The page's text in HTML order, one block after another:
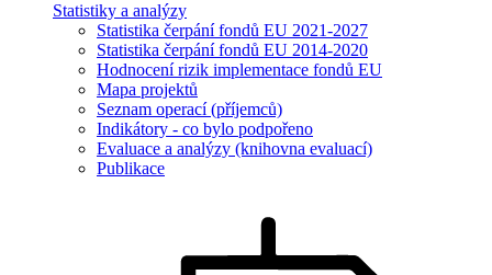
Statistiky a analýzy
Statistika čerpání fondů EU 2021-2027
Statistika čerpání fondů EU 2014-2020
Hodnocení rizik implementace fondů EU
Mapa projektů
Seznam operací (příjemců)
Indikátory - co bylo podpořeno
Evaluace a analýzy (knihovna evaluací)
Publikace